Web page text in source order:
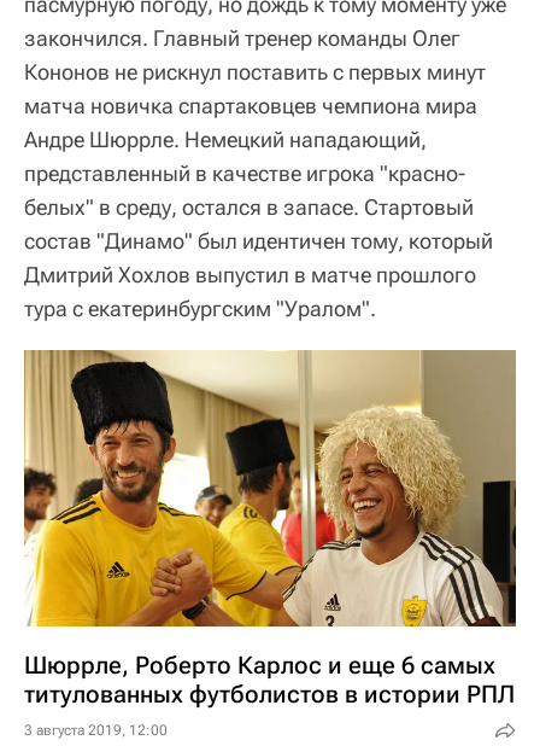
закончился. Главный тренер команды Олег
Кононов не рискнул поставить с первых минут
матча новичка спартаковцев чемпиона мира
Андре Шюррле. Немецкий нападающий,
представленный в качестве игрока "красно-
белых" в среду, остался в запасе. Стартовый
состав "Динамо" был идентичен тому, который
Дмитрий Хохлов выпустил в матче прошлого
тура с екатеринбургским "Уралом".
Шюррле, Роберто Карлос и еще 6 самых
титулованных футболистов в истории РПЛ
3 августа 2019, 12:00